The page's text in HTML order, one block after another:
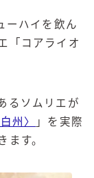
ーハイを飲ん
「コアライオ
るソムリエが
州〉
」を実際
ます。